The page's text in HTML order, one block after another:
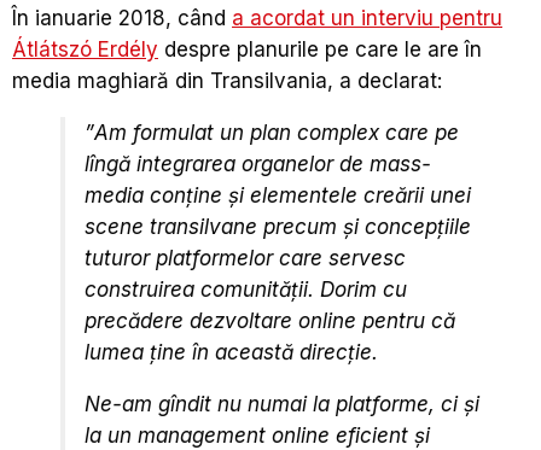
În ianuarie 2018, când a acordat un interviu pentru
Átlátszó Erdély despre planurile pe care le are în
media maghiară din Transilvania, a declarat:
”Am formulat un plan complex care pe
lîngă integrarea organelor de mass-
media conține și elementele creării unei
scene transilvane precum și concepțiile
tuturor platformelor care servesc
construirea comunității. Dorim cu
precădere dezvoltare online pentru că
lumea ține în această direcție.
Ne-am gîndit nu numai la platforme, ci și
la un management online eficient și